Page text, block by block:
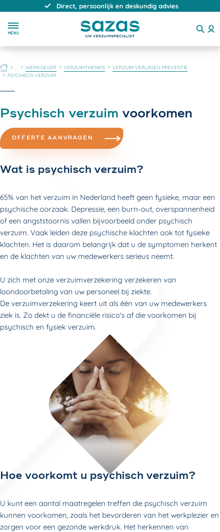
Direct, persoonlijk en deskundig advies
MENU
HOME WERKGEVER VERZUIMTHEMA'S
VERZUIM VERLAGEN PREVENTIE
PSYCHISCH VERZUIM
Psychisch verzuim voorkomen
Wat is psychisch verzuim?
65% van het verzuim in Nederland heeft geen fysieke, maar een
psychische oorzaak. Depressie, een burn-out, overspannenheid
of een angststoornis vallen bijvoorbeeld onder psychisch
verzuim. Vaak leiden deze psychische klachten ook tot fysieke
klachten. Het is daarom belangrijk dat u de symptomen herkent
en de klachten van uw medewerkers serieus neemt.
U zich met onze verzuimverzekering verzekeren van
loondoorbetaling van uw personeel bij ziekte.
De verzuimverzekering keert uit als één van uw medewerkers
ziek is. Zo dekt u de financiële risico's af die voorkomen bij
psychisch en fysiek verzuim.
OFFERTE AANVRAGEN
Hoe voorkomt u psychisch verzuim?
U kunt een aantal maatregelen treffen die psychisch verzuim
kunnen voorkomen, zoals het bevorderen van het werkplezier en
zorgen voor een gezonde werkdruk. Het herkennen van